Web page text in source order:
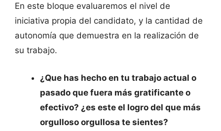
En este bloque evaluaremos el nivel de
iniciativa propia del candidato, y la cantidad de
autonomía que demuestra en la realización de
su trabajo.
¿Que has hecho en tu trabajo actual o
pasado que fuera más gratificante o
efectivo? ¿es este el logro del que más
orgulloso orgullosa te sientes?